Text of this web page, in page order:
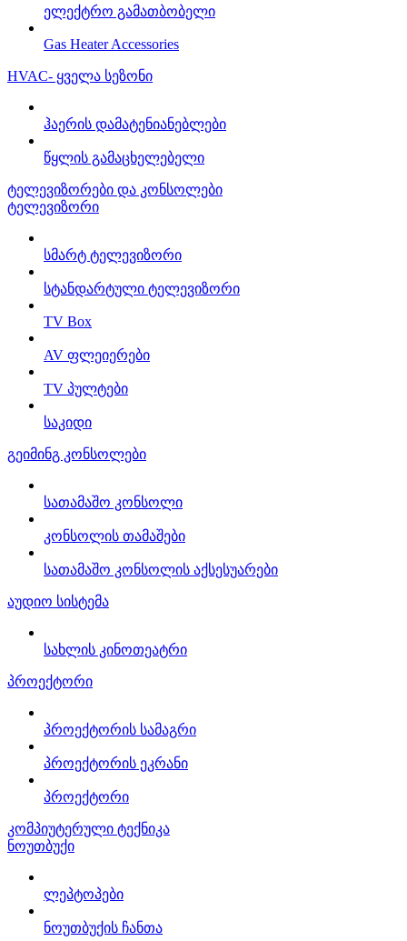
ელექტრო გამათბობელი
Gas Heater Accessories
HVAC- ყველა სეზონი
ჰაერის დამატენიანებლები
წყლის გამაცხელებელი
ტელევიზორები და კონსოლები
ტელევიზორი
სმარტ ტელევიზორი
სტანდარტული ტელევიზორი
TV Box
AV ფლეიერები
TV პულტები
საკიდი
გეიმინგ კონსოლები
სათამაშო კონსოლი
კონსოლის თამაშები
სათამაშო კონსოლის აქსესუარები
აუდიო სისტემა
სახლის კინოთეატრი
პროექტორი
პროექტორის სამაგრი
პროექტორის ეკრანი
პროექტორი
კომპიუტერული ტექნიკა
ნოუთბუქი
ლეპტოპები
ნოუთბუქის ჩანთა